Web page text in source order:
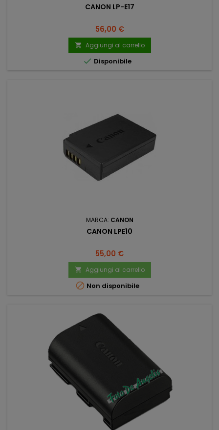
CANON LP-E17
Prezzo
56,00 €
 Aggiungi al carrello
 Disponibile
MARCA: CANON
CANON LPE10
Prezzo
55,00 €
 Aggiungi al carrello
 Non disponibile